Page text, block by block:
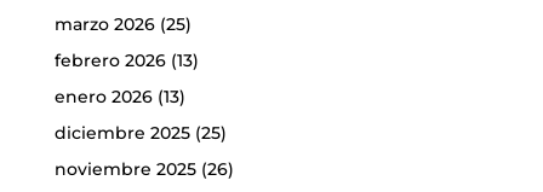
marzo 2026(25)
febrero 2026(13)
enero 2026(13)
diciembre 2025(25)
noviembre 2025(26)